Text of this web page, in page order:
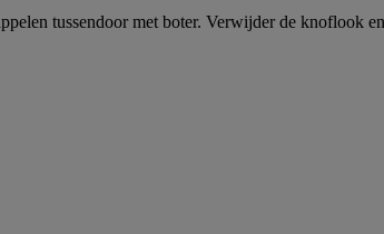
tussendoor met boter. Verwijder de knoflook